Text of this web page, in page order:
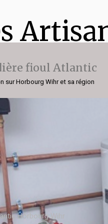
fioul Atlantic
sur Horbourg Wihr et sa région
Horbourg Wihr